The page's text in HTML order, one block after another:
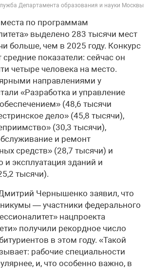
Департамента образования и науки Москвы
по программам
выделено 283 тысячи мест
больше, чем в 2025 году. Конкурс
показатели: сейчас он
четыре человека на место.
направлениями у
«Разработка и управление
(48,6 тысячи
дело» (45,8 тысячи),
(30,3 тысячи),
и ремонт
средств» (28,7 тысячи) и
и эксплуатация зданий и
тысячи).
Чернышенко заявил, что
— участники федерального
нацпроекта
получили рекордное число
в этом году. «Такой
рабочие специальности
и, что особенно важно, в